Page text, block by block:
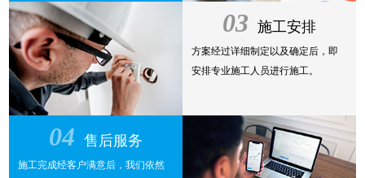
03 施工安排
方案经过详细制定以及确定后，即
安排专业施工人员进行施工。
04 售后服务
施工完成经客户满意后，我们依然